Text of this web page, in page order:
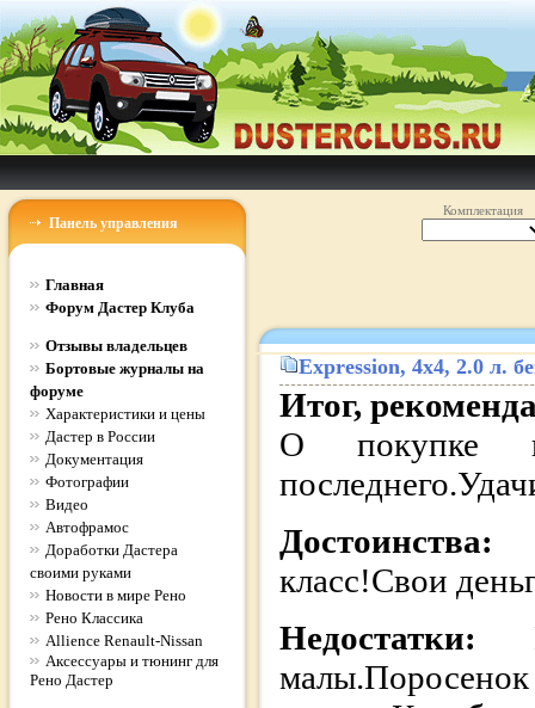
Панель управления
Главная
Форум Дастер Клуба
Отзывы владельцев
Бортовые журналы на
форуме
Характеристики и цены
Дастер в России
Документация
Фотографии
Видео
Автофрамос
Доработки Дастера
своими руками
Новости в мире Рено
Рено Классика
Allience Renault-Nissan
Аксессуары и тюнинг для
Рено Дастер
Комплектация
Expression, 4x4, 2.0 л.
Итог,
О покупке
Достоинства:
класс!Свои
Недостатки: